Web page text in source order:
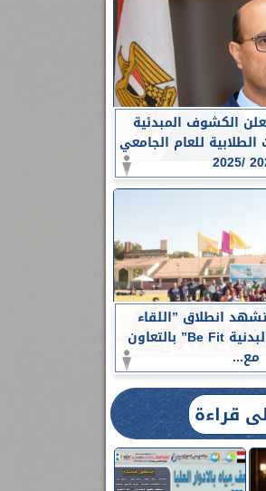
الكشوف المبدئية
الطلابية للعام الجامعي
انطلاق ”اللقاء
الرياضي للياقة البدنية Be Fit” بالتعاون
مع...
قراءة